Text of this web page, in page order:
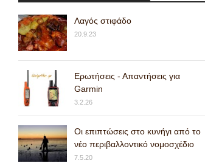
Λαγός στιφάδο
20.9.23
Ερωτήσεις - Απαντήσεις για
Garmin
3.2.26
Οι επιπτώσεις στο κυνήγι από το
νέο περιβαλλοντικό νομοσχέδιο
7.5.20